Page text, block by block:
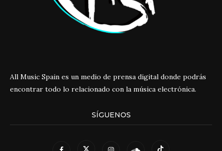
All Music Spain es un medio de prensa digital donde podrás
encontrar todo lo relacionado con la música electrónica.
SÍGUENOS